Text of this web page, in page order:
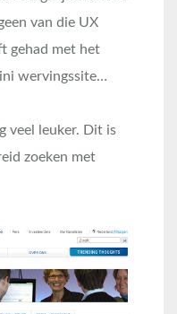
van die UX
gehad met het
wervingssite…
veel leuker. Dit is
zoeken met